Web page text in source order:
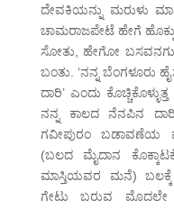
ದೇವಕಿಯನ್ನು ಮರುಳು
ಚಾಮರಾಜಪೇಟೆ ಹೇಗೆ
ಸೋತು, ಹೇಗೋ
ಬಂತು. ‘ನನ್ನ ಬೆಂಗಳೂರು
ದಾರಿ’ ಎಂದು
ನನ್ನ ಕಾಲದ ನೆನಪಿನ
ಗವೀಪುರಂ ಬಡಾವಣೆಯ
(ಬಲದ ಮೈದಾನ
ಮಾಸ್ತಿಯವರ ಮನೆ) ಬಲಕ್ಕೆ
ಗೇಟು ಬರುವ